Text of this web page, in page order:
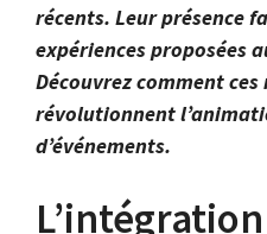
récents. Leur présence
expériences proposées
Découvrez comment ces
révolutionnent
d’événements.